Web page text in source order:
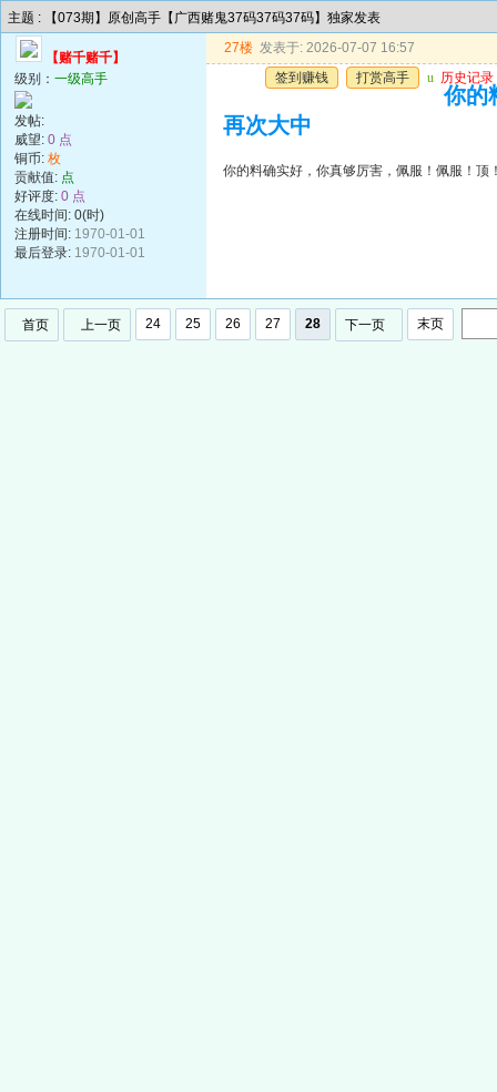
主题 : 【073期】原创高手【广西赌鬼37码37码37码】独家发表
【赌千赌千】
级别： 一级高手
发帖:
威望: 0 点
铜币: 枚
贡献值: 点
好评度: 0 点
在线时间: 0(时)
注册时间: 1970-01-01
最后登录: 1970-01-01
27楼 发表于: 2026-07-07 16:57
签到赚钱
打赏高手 u 历史记录
你的
再次大中
你的料确实好，你真够厉害，佩服！佩服！顶
首页 上一页 24 25 26 27 28 下一页 末页